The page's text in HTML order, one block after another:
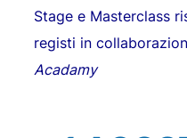
Stage e Masterclass
registi in
Acadamy